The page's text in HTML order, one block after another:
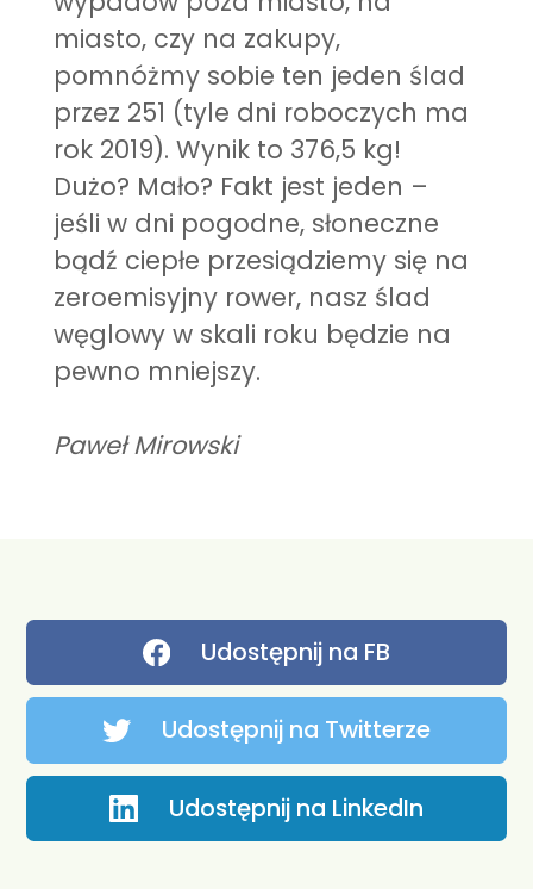
miasto, czy na zakupy,
pomnóżmy sobie ten jeden ślad
przez 251 (tyle dni roboczych ma
rok 2019). Wynik to 376,5 kg!
Dużo? Mało? Fakt jest jeden –
jeśli w dni pogodne, słoneczne
bądź ciepłe przesiądziemy się na
zeroemisyjny rower, nasz ślad
węglowy w skali roku będzie na
pewno mniejszy.
Paweł Mirowski
Udostępnij na FB
Udostępnij na Twitterze
Udostępnij na LinkedIn